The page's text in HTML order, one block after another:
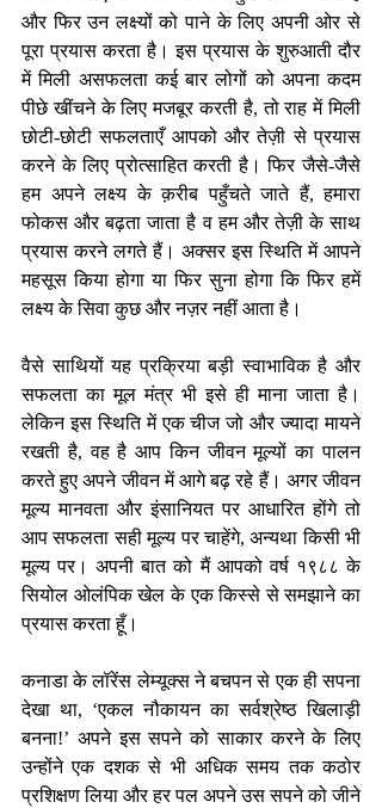
और फिर उन लक्ष्यों को पाने के लिए अपनी ओर से
पूरा प्रयास करता है। इस प्रयास के शुरुआती दौर
में मिली असफलता कई बार लोगों को अपना कदम
पीछे खींचने के लिए मजबूर करती है, तो राह में मिली
छोटी-छोटी सफलताएँ आपको और तेज़ी से प्रयास
करने के लिए प्रोत्साहित करती है। फिर जैसे-जैसे
हम अपने लक्ष्य के क़रीब पहुँचते जाते हैं, हमारा
फोकस और बढ़ता जाता है व हम और तेज़ी के साथ
प्रयास करने लगते हैं। अक्सर इस स्थिति में आपने
महसूस किया होगा या फिर सुना होगा कि फिर हमें
लक्ष्य के सिवा कुछ और नज़र नहीं आता है।
वैसे साथियों यह प्रक्रिया बड़ी स्वाभाविक है और
सफलता का मूल मंत्र भी इसे ही माना जाता है।
लेकिन इस स्थिति में एक चीज जो और ज्यादा मायने
रखती है, वह है आप किन जीवन मूल्यों का पालन
करते हुए अपने जीवन में आगे बढ़ रहे हैं। अगर जीवन
मूल्य मानवता और इंसानियत पर आधारित होंगे तो
आप सफलता सही मूल्य पर चाहेंगे, अन्यथा किसी भी
मूल्य पर। अपनी बात को मैं आपको वर्ष १९८८ के
सियोल ओलंपिक खेल के एक किस्से से समझाने का
प्रयास करता हूँ।
कनाडा के लॉरेंस लेम्यूक्स ने बचपन से एक ही सपना
देखा था, ‘एकल नौकायन का सर्वश्रेष्ठ खिलाड़ी
बनना!’ अपने इस सपने को साकार करने के लिए
उन्होंने एक दशक से भी अधिक समय तक कठोर
प्रशिक्षण लिया और हर पल अपने उस सपने को जीने